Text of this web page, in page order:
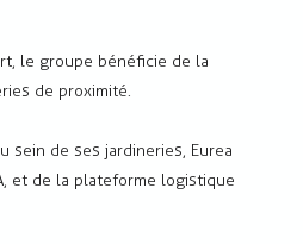
le groupe bénéficie de la
de proximité.
de ses jardineries, Eurea
et de la plateforme logistique